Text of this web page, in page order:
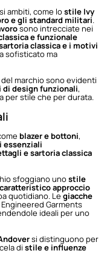
ambiti, come lostile Ivy
e gli standard militari.
sono intrecciate nei
e funzionale
classica e i motivi
sofisticato ma
del marchio sono evidenti
design funzionali,
per stile che per durata.
blazer e bottoni,
essenziali
e sartoria classica
sfoggiano unostile
caratteristico approccio
quotidiano. Legiacche
Garments
ideali per uno
si distinguono per
di stile e influenze